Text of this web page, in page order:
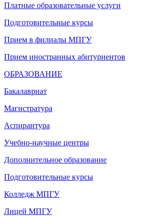
Платные образовательные услуги
Подготовительные курсы
Прием в филиалы МПГУ
Прием иностранных абитуриентов
ОБРАЗОВАНИЕ
Бакалавриат
Магистратура
Аспирантура
Учебно-научные центры
Дополнительное образование
Подготовительные курсы
Колледж МПГУ
Лицей МПГУ